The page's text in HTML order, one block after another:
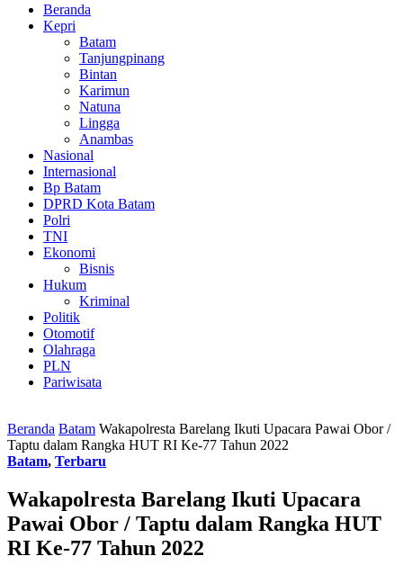
Beranda
Kepri
Batam
Tanjungpinang
Bintan
Karimun
Natuna
Lingga
Anambas
Nasional
Internasional
Bp Batam
DPRD Kota Batam
Polri
TNI
Ekonomi
Bisnis
Hukum
Kriminal
Politik
Otomotif
Olahraga
PLN
Pariwisata
Beranda Batam Wakapolresta Barelang Ikuti Upacara Pawai Obor /
Taptu dalam Rangka HUT RI Ke-77 Tahun 2022
Batam, Terbaru
Wakapolresta Barelang Ikuti Upacara
Pawai Obor / Taptu dalam Rangka HUT
RI Ke-77 Tahun 2022